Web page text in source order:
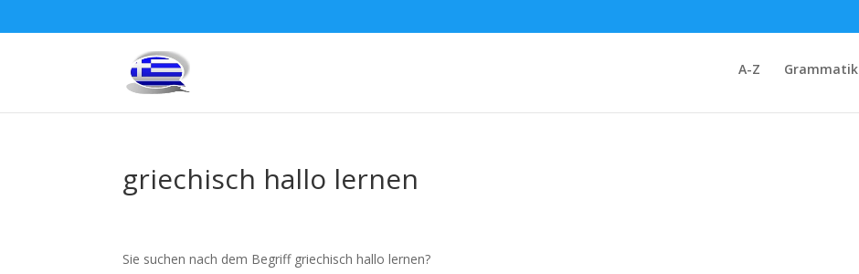
A-Z Grammatik
griechisch hallo lernen
Sie suchen nach dem Begriff griechisch hallo lernen?